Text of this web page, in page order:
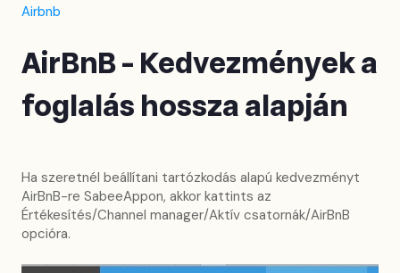
Airbnb
AirBnB - Kedvezmények a
foglalás hossza alapján
Ha szeretnél beállítani tartózkodás alapú kedvezményt
AirBnB-re SabeeAppon, akkor kattints az
Értékesítés/Channel manager/Aktív csatornák/AirBnB
opcióra.